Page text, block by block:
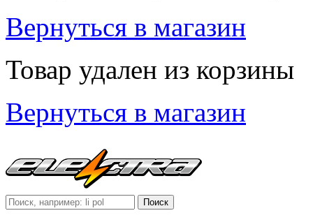
Вернуться в магазин
Товар удален из корзины
Вернуться в магазин